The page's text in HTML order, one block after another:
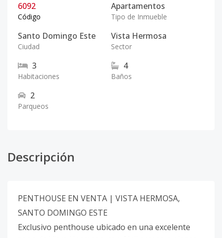
6092
Código
Apartamentos
Tipo de Inmueble
Santo Domingo Este
Ciudad
Vista Hermosa
Sector
3
Habitaciones
4
Baños
2
Parqueos
Descripción
PENTHOUSE EN VENTA | VISTA HERMOSA,
SANTO DOMINGO ESTE
Exclusivo penthouse ubicado en una excelente